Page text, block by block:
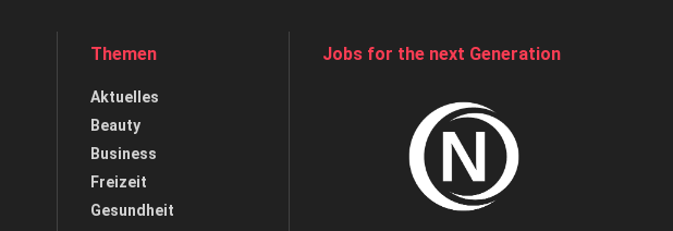
Themen
Aktuelles
Beauty
Business
Freizeit
Gesundheit
Jobs for the next Generation